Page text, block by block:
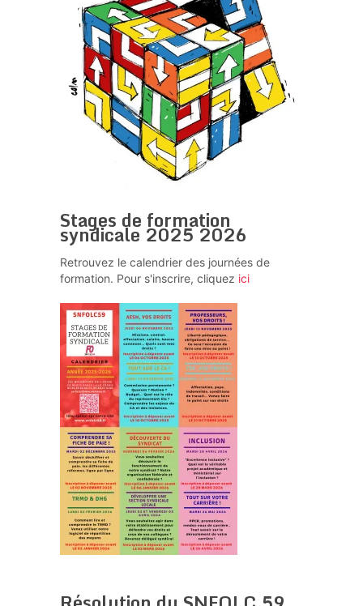
Stages de formation
syndicale 2025 2026
Retrouvez le calendrier des journées de
formation. Pour s'inscrire, cliquez ici